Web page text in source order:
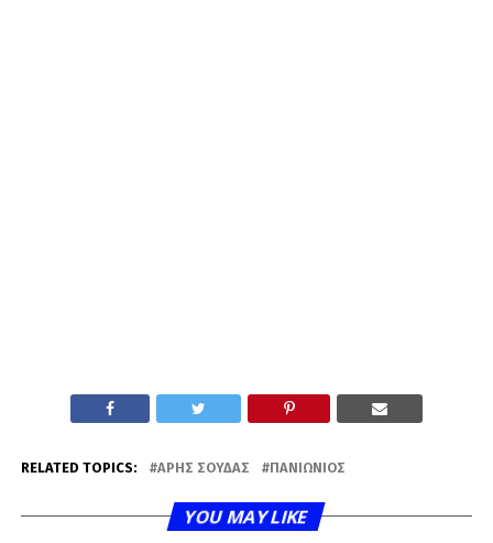
RELATED TOPICS: ΆΡΗΣ ΣΟΎΔΑΣ ΠΑΝΙΏΝΙΟΣ
YOU MAY LIKE